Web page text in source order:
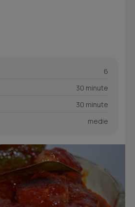
6
30 minute
30 minute
medie